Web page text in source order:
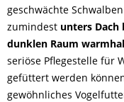
geschwächte
zumindest unters Dach
dunklen Raum
seriöse Pflegestelle für
gefüttert werden
gewöhnliches